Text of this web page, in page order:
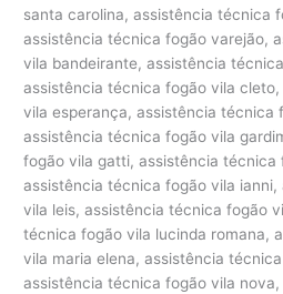
santa carolina, assistência técnica
assistência técnica fogão varejão,
vila bandeirante, assistência
assistência técnica fogão vila
vila esperança, assistência técnica
assistência técnica fogão vila
fogão vila gatti, assistência técnica
assistência técnica fogão vila
vila leis, assistência técnica fogão
técnica fogão vila lucinda romana,
vila maria elena, assistência
assistência técnica fogão vila